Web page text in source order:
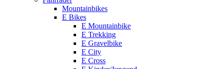
Mountainbikes
E Bikes
E Mountainbike
E Trekking
E Gravelbike
E City
E Cross